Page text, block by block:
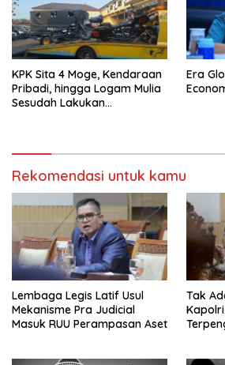
KPK Sita 4 Moge, Kendaraan
Pribadi, hingga Logam Mulia
Sesudah Lakukan
Era
Rekomendasi untuk kamu
Lembaga Legis Latif Usul
Mekanisme Pra Judicial
Masuk RUU Perampasan Aset
Tak